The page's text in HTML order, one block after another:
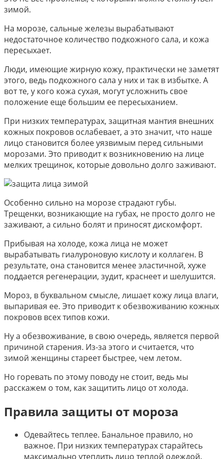
зимой.
На морозе, сальные железы вырабатывают
недостаточное количество подкожного сала, и кожа
пересыхает.
Люди, имеющие жирную кожу, практически не заметят
этого, ведь подкожного сала у них и так в избытке. А
вот те, у кого кожа сухая, могут усложнить свое
положение еще большим ее пересыханием.
При низких температурах, защитная мантия внешних
кожных покровов ослабевает, а это значит, что наше
лицо становится более уязвимым перед сильными
морозами. Это приводит к возникновению на лице
мелких трещинок, которые довольно долго заживают.
Особенно сильно на морозе страдают губы.
Трещенки, возникающие на губах, не просто долго не
заживают, а сильно болят и приносят дискомфорт.
Прибывая на холоде, кожа лица не может
вырабатывать гиалуроновую кислоту и коллаген. В
результате, она становится менее эластичной, хуже
поддается регенерации, зудит, краснеет и шелушится.
Мороз, в буквальном смысле, лишает кожу лица влаги,
выпаривая ее. Это приводит к обезвоживанию кожных
покровов всех типов кожи.
Ну а обезвоживание, в свою очередь, является первой
причиной старения. Из-за этого и считается, что
зимой женщины стареет быстрее, чем летом.
Но горевать по этому поводу не стоит, ведь мы
расскажем о том, как защитить лицо от холода.
Правила защиты от мороза
Одевайтесь теплее. Банальное правило, но
важное. При низких температурах старайтесь
максимально утеплить лицо теплой одеждой.